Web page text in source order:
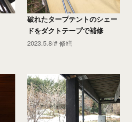
破れたタープテントのシェー
ドをダクトテープで補修
2023.5.8 修繕